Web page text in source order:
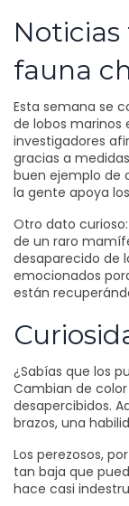
Noticias
fauna
Esta semana se
de lobos marinos
investigadores
gracias a
buen ejemplo de
la gente apoya
Otro dato
de un raro
desaparecido de
emocionados
están
¿Sabías que los
Cambian de
desapercibidos.
brazos, una
Los perezosos,
tan baja que
hace casi